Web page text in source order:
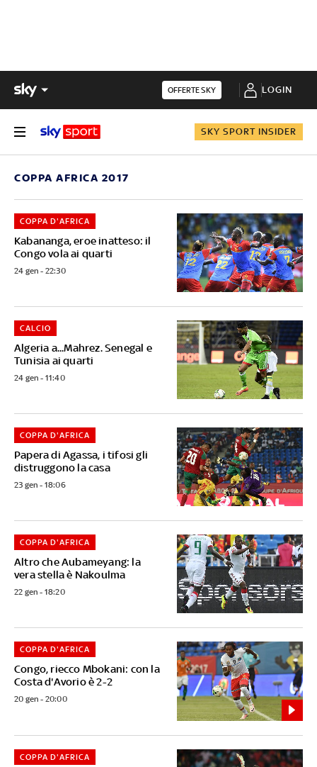
OFFERTE SKY LOGIN
SKY SPORT INSIDER
COPPA AFRICA 2017
Kabananga, eroe inatteso: il
Congo vola ai quarti
COPPA D'AFRICA
24 gen - 22:30
Algeria a...Mahrez. Senegal e
Tunisia ai quarti
CALCIO
24 gen - 11:40
Papera di Agassa, i tifosi gli
distruggono la casa
COPPA D'AFRICA
23 gen - 18:06
Altro che Aubameyang: la
vera stella è Nakoulma
COPPA D'AFRICA
22 gen - 18:20
Congo, riecco Mbokani: con la
Costa d'Avorio è 2-2
COPPA D'AFRICA
20 gen - 20:00
COPPA D'AFRICA